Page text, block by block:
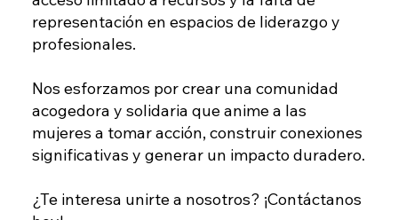
representación en espacios de liderazgo y
profesionales.
Nos esforzamos por crear una comunidad
acogedora y solidaria que anime a las
mujeres a tomar acción, construir conexiones
significativas y generar un impacto duradero.
¿Te interesa unirte a nosotros? ¡Contáctanos